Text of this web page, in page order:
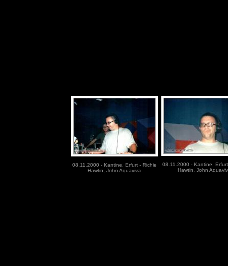
08.11.2000 - Kantine, Erfurt - Richie
Hawtin, John Aquaviva
08.11.2000 - Kantine,
Hawtin, John